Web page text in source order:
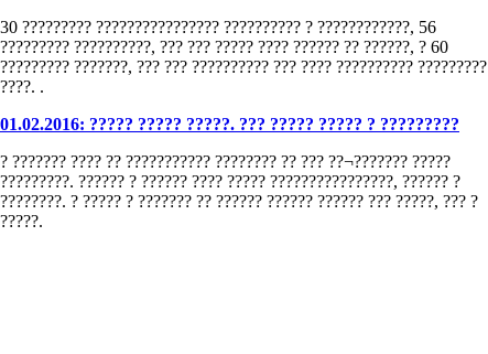
30 ????????? ???????????????? ?????????? ? ????????????, 56
????????? ??????????, ??? ??? ????? ???? ?????? ?? ??????, ? 60
????????? ???????, ??? ??? ?????????? ??? ???? ?????????? ?????????
????. .
01.02.2016: ????? ????? ?????. ??? ????? ????? ? ?????????
? ??????? ???? ?? ??????????? ???????? ?? ??? ??¬??????? ?????
?????????. ?????? ? ?????? ???? ????? ????????????????, ?????? ?
????????. ? ????? ? ??????? ?? ?????? ?????? ?????? ??? ?????, ??? ?
?????.